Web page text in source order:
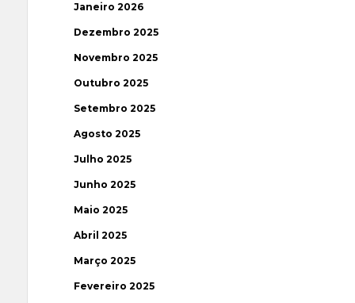
Janeiro 2026
Dezembro 2025
Novembro 2025
Outubro 2025
Setembro 2025
Agosto 2025
Julho 2025
Junho 2025
Maio 2025
Abril 2025
Março 2025
Fevereiro 2025